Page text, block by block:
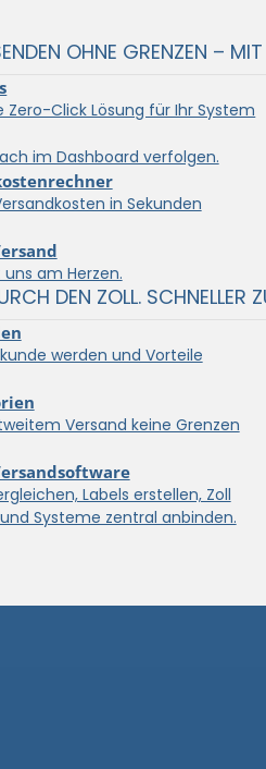
OHNE GRENZEN –
Zero-Click Lösung für Ihr System
im Dashboard verfolgen.
in Sekunden
am Herzen.
DEN ZOLL. SCHNELLER
werden und Vorteile
Versand keine Grenzen
Labels erstellen, Zoll
Systeme zentral anbinden.